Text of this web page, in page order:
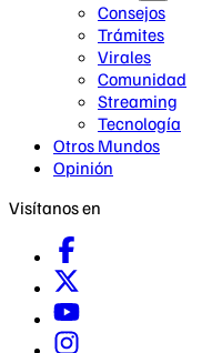
Consejos
Trámites
Virales
Comunidad
Streaming
Tecnología
Otros Mundos
Opinión
Visítanos en